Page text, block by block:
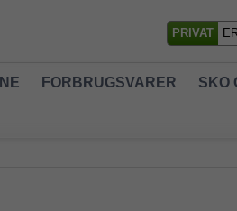
PRIVAT
FORBRUGSVARER SKO